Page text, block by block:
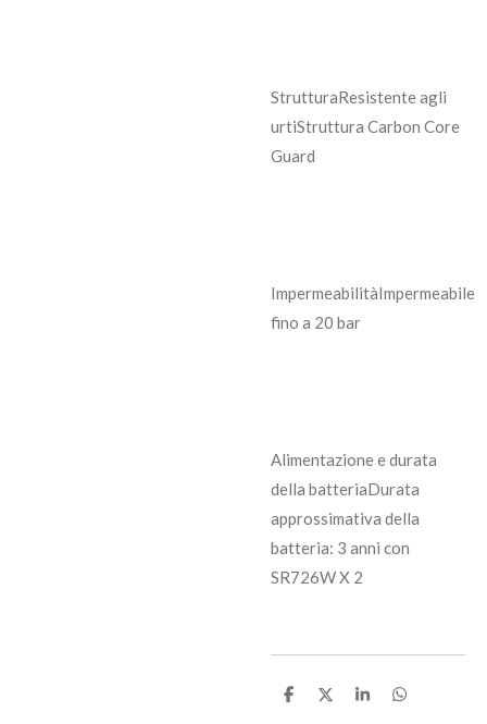
StrutturaResistente agli
urtiStruttura Carbon Core
Guard
ImpermeabilitàImpermeabile
fino a 20 bar
Alimentazione e durata
della batteriaDurata
approssimativa della
batteria: 3 anni con
SR726W X 2
C
C
C
C